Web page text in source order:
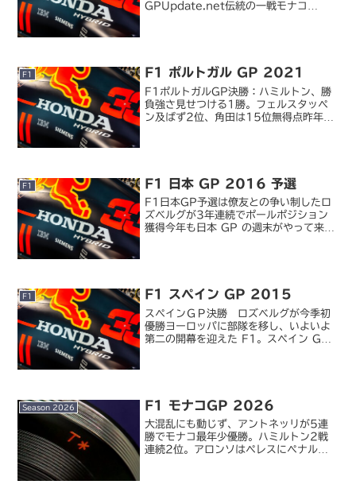
GPUpdate.net伝統の一戦モナコ
F1 F1 ポルトガル GP 2021
F1ポルトガルGP決勝：ハミルトン、勝
負強さ見せつける1勝。フェルスタッペ
ン及ばず2位、角田は15位無得点昨年に
F1 F1 日本 GP 2016 予選
F1日本GP予選は僚友との争い制したロ
ズベルグが3年連続でポールポジション
獲得今年も日本 GP の週末がやって来ま
F1 F1 スペイン GP 2015
スペインＧＰ決勝 ロズベルグが今季初
優勝ヨーロッパに部隊を移し、いよいよ
第二の開幕を迎えた F1。スペイン GP
Season 2026 F1 モナコGP 2026
大混乱にも動じず、アントネッリが5連
勝でモナコ最年少優勝。ハミルトン2戦
連続2位。アロンソはペレスにペナルテ